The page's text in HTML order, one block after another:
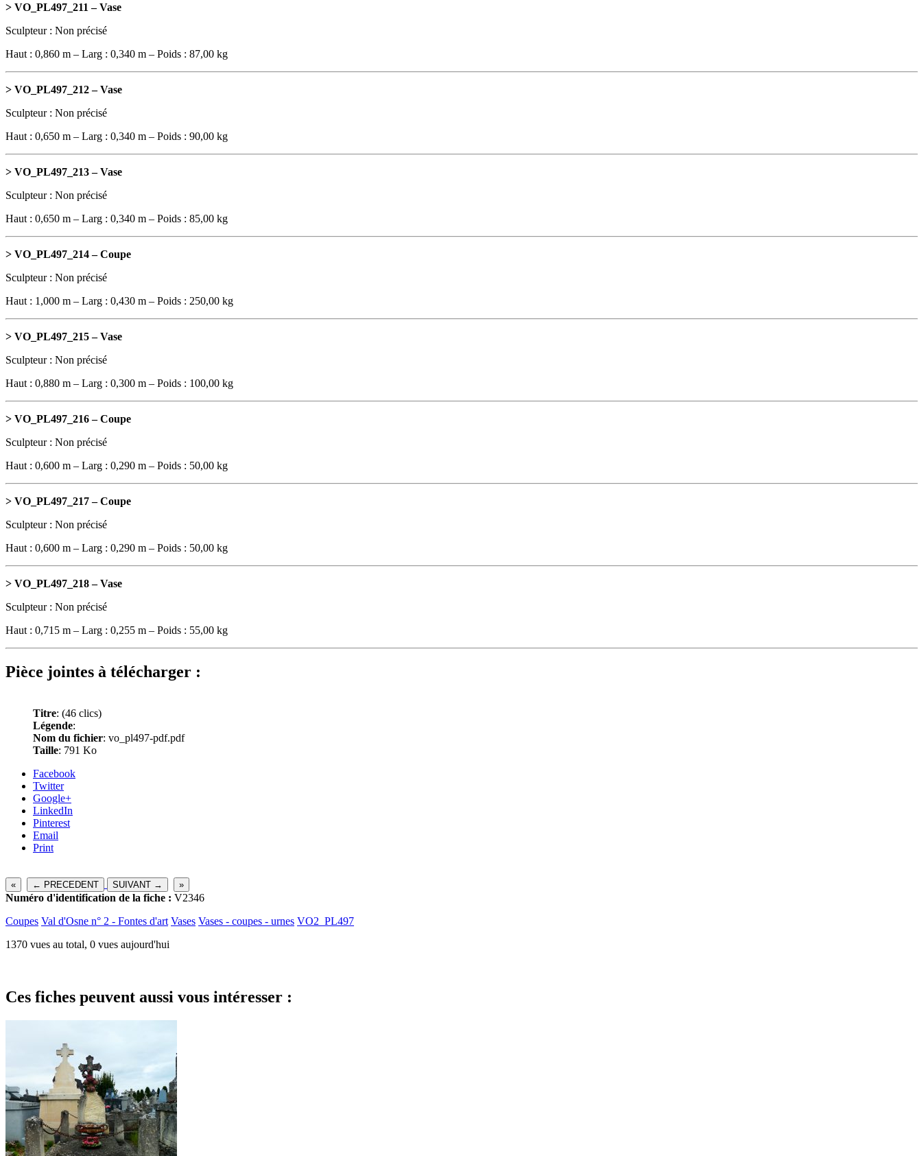
> VO_PL497_211 – Vase
Sculpteur : Non précisé
Haut : 0,860 m – Larg : 0,340 m – Poids : 87,00 kg
> VO_PL497_212 – Vase
Sculpteur : Non précisé
Haut : 0,650 m – Larg : 0,340 m – Poids : 90,00 kg
> VO_PL497_213 – Vase
Sculpteur : Non précisé
Haut : 0,650 m – Larg : 0,340 m – Poids : 85,00 kg
> VO_PL497_214 – Coupe
Sculpteur : Non précisé
Haut : 1,000 m – Larg : 0,430 m – Poids : 250,00 kg
> VO_PL497_215 – Vase
Sculpteur : Non précisé
Haut : 0,880 m – Larg : 0,300 m – Poids : 100,00 kg
> VO_PL497_216 – Coupe
Sculpteur : Non précisé
Haut : 0,600 m – Larg : 0,290 m – Poids : 50,00 kg
> VO_PL497_217 – Coupe
Sculpteur : Non précisé
Haut : 0,600 m – Larg : 0,290 m – Poids : 50,00 kg
> VO_PL497_218 – Vase
Sculpteur : Non précisé
Haut : 0,715 m – Larg : 0,255 m – Poids : 55,00 kg
Pièce jointes à télécharger :
Titre: (46 clics)
Légende:
Nom du fichier: vo_pl497-pdf.pdf
Taille: 791 Ko
Facebook
Twitter
Google+
LinkedIn
Pinterest
Email
Print
« ← PRECEDENT SUIVANT → »
Numéro d'identification de la fiche : V2346
Coupes Val d'Osne n° 2 - Fontes d'art Vases Vases - coupes - urnes VO2_PL497
1370 vues au total, 0 vues aujourd'hui
Ces fiches peuvent aussi vous intéresser :